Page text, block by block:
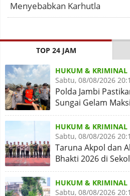
Menyebabkan Karhutla
TOP 24 JAM
HUKUM & KRIMINAL
Sabtu, 08/08/2026
Polda Jambi
Sungai Gelam
HUKUM & KRIMINAL
Sabtu, 08/08/2026
Taruna Akpol dan
Bhakti 2026 di
Kegiatan Aman
HUKUM & KRIMINAL
Sabtu, 08/08/2026